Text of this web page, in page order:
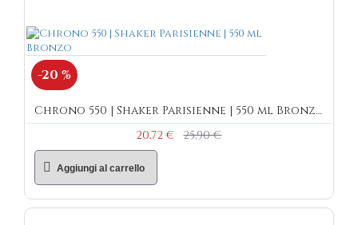
-20 %
Chrono 550 | Shaker Parisienne | 550 ml Bronzo
20,72 €
25,90 €
Aggiungi al carrello